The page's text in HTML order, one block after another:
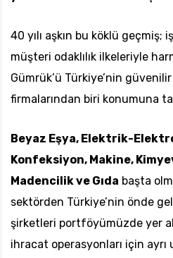
40 yılı aşkın bu köklü geçmiş;
müşteri odaklılık ilkeleriyle
Gümrük’ü Türkiye’nin
firmalarından biri konumuna
Beyaz Eşya, Elektrik-
Konfeksiyon, Makine,
Madencilik ve Gıda başta
sektörden Türkiye’nin önde
şirketleri portföyümüzde yer
ihracat operasyonları için